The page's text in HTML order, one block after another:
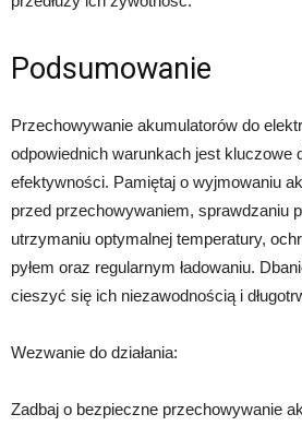
Podsumowanie
Przechowywanie akumulatorów do
odpowiednich warunkach jest kluczowe
efektywności. Pamiętaj o wyjmowaniu
przed przechowywaniem, sprawdzaniu
utrzymaniu optymalnej temperatury,
pyłem oraz regularnym ładowaniu.
cieszyć się ich niezawodnością i
Wezwanie do działania:
Zadbaj o bezpieczne przechowywanie